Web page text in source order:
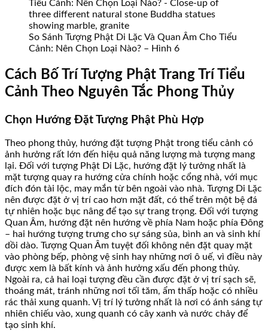
So Sánh Tượng Phật Di Lặc Và Quan Âm Cho Tiểu
Cảnh: Nên Chọn Loại Nào? – Hình 6
Cách Bố Trí Tượng Phật Trang Trí Tiểu
Cảnh Theo Nguyên Tắc Phong Thủy
Chọn Hướng Đặt Tượng Phật Phù Hợp
Theo phong thủy, hướng đặt tượng Phật trong tiểu cảnh có
ảnh hưởng rất lớn đến hiệu quả năng lượng mà tượng mang
lại. Đối với tượng Phật Di Lặc, hướng đặt lý tưởng nhất là
mặt tượng quay ra hướng cửa chính hoặc cổng nhà, với mục
đích đón tài lộc, may mắn từ bên ngoài vào nhà. Tượng Di Lặc
nên được đặt ở vị trí cao hơn mặt đất, có thể trên một bệ đá
tự nhiên hoặc bục nâng để tạo sự trang trọng. Đối với tượng
Quan Âm, hướng đặt nên hướng về phía Nam hoặc phía Đông
– hai hướng tượng trưng cho sự sáng sủa, bình an và sinh khí
dồi dào. Tượng Quan Âm tuyệt đối không nên đặt quay mặt
vào phòng bếp, phòng vệ sinh hay những nơi ô uế, vì điều này
được xem là bất kính và ảnh hưởng xấu đến phong thủy.
Ngoài ra, cả hai loại tượng đều cần được đặt ở vị trí sạch sẽ,
thoáng mát, tránh những nơi tối tăm, ẩm thấp hoặc có nhiều
rác thải xung quanh. Vị trí lý tưởng nhất là nơi có ánh sáng tự
nhiên chiếu vào, xung quanh có cây xanh và nước chảy để
tạo sinh khí.